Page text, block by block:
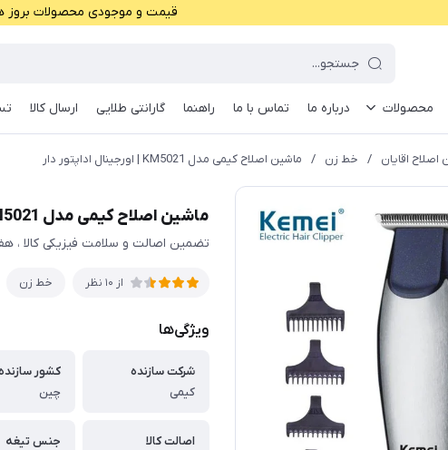
قیمت و موجودی محصولات
محصولات درباره ما تماس با ما راهنما گارانتی طلایی ارسال کالا
اصلاح اقایان / خط زن / ماشین اصلاح کیمی مدل KM5021 | اورجینال اداپتور دار
ماشین اصلاح کیمی مدل KM5021 | اورجینال اداپتور دار
تضمین اصالت و سلامت فیزیکی کالا ،
از 10 نظر خط زن
ویژگی‌ها
شرکت سازنده
کیمی
کشور
چین
اصالت کالا
جنس تیغه